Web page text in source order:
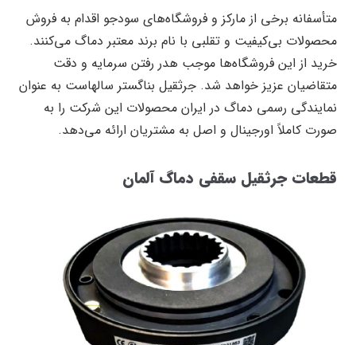
متأسفانه برخی از مارکز و فروشگاه‌های سودجو اقدام به فروش
محصولات بی‌کیفیت و تقلبی با نام برند معتبر دماگ می‌کنند.
خرید از این فروشگاه‌ها موجب هدر رفتن سرمایه و دقت
متقاضیان عزیز خواهد شد. جرثقیل بناگستر سالهاست به عنوان
نمایندگی رسمی دماگ در ایران محصولات این شرکت را به
صورت کاملاً اورجینال و اصل به مشتریان ارائه می‌دهد.
قطعات جرثقیل سقفی دماگ آلمان